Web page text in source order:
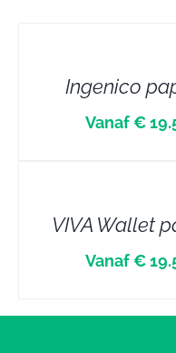
Ingenico
Vanaf €
VIVA Wallet
Vanaf €